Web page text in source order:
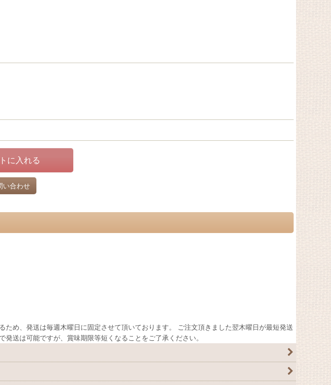
に入れる
い合わせ
め、発送は毎週木曜日に固定させて頂いております。 ご注文頂きました翌木曜日が最短発送
送は可能ですが、賞味期限等短くなることをご了承ください。